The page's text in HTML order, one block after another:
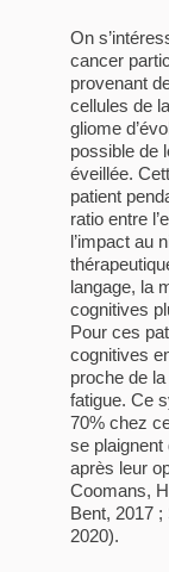
On
cancer
provenant
cellules de
gliome
possible de
éveillée.
patient
ratio entre
l’impact au
langage, la
cognitives
Pour ces
cognitives
proche de
fatigue. Ce
70% chez
se plaignent
après leur
Coomans,
Bent, 2017
2020).